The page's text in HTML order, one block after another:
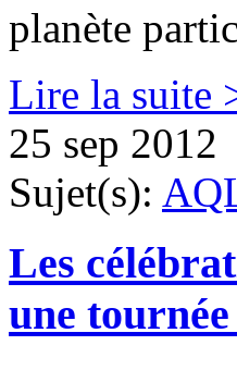
planète
Lire la suite
25 sep 2012
Sujet(s):
Les
une